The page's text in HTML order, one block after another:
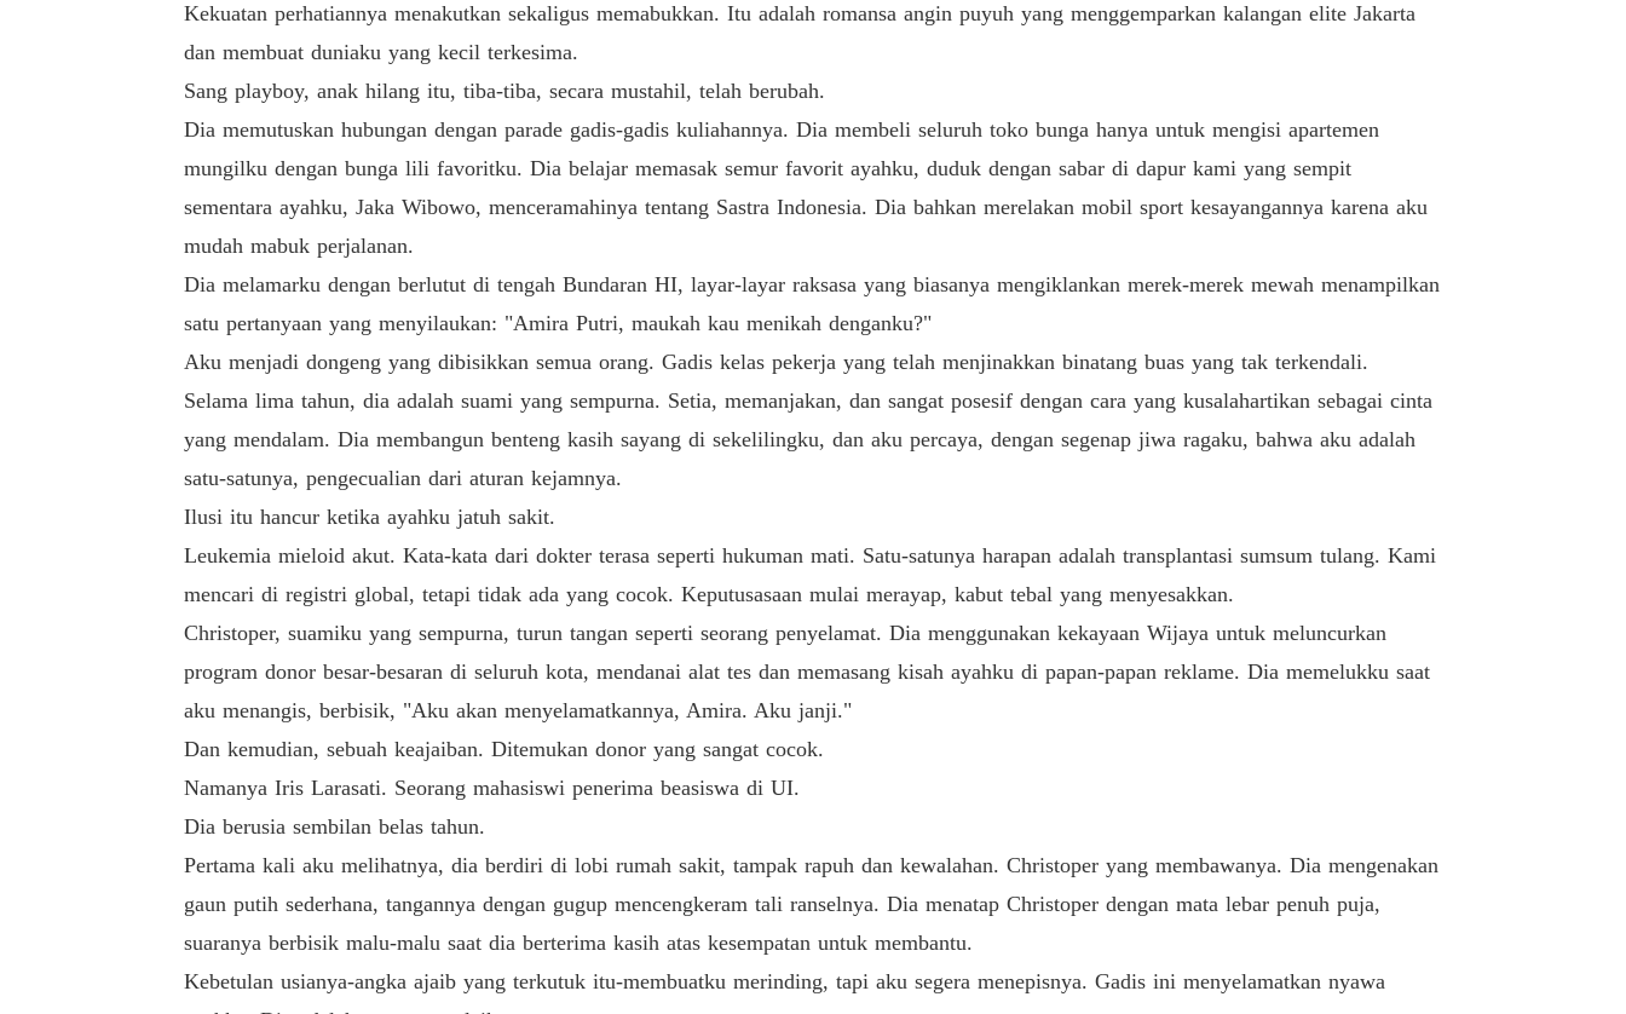
Kekuatan perhatiannya menakutkan sekaligus memabukkan. Itu adalah romansa angin puyuh yang menggemparkan kalangan elite Jakarta
dan membuat duniaku yang kecil terkesima.
Sang playboy, anak hilang itu, tiba-tiba, secara mustahil, telah berubah.
Dia memutuskan hubungan dengan parade gadis-gadis kuliahannya. Dia membeli seluruh toko bunga hanya untuk mengisi apartemen
mungilku dengan bunga lili favoritku. Dia belajar memasak semur favorit ayahku, duduk dengan sabar di dapur kami yang sempit
sementara ayahku, Jaka Wibowo, menceramahinya tentang Sastra Indonesia. Dia bahkan merelakan mobil sport kesayangannya karena aku
mudah mabuk perjalanan.
Dia melamarku dengan berlutut di tengah Bundaran HI, layar-layar raksasa yang biasanya mengiklankan merek-merek mewah menampilkan
satu pertanyaan yang menyilaukan: "Amira Putri, maukah kau menikah denganku?"
Aku menjadi dongeng yang dibisikkan semua orang. Gadis kelas pekerja yang telah menjinakkan binatang buas yang tak terkendali.
Selama lima tahun, dia adalah suami yang sempurna. Setia, memanjakan, dan sangat posesif dengan cara yang kusalahartikan sebagai cinta
yang mendalam. Dia membangun benteng kasih sayang di sekelilingku, dan aku percaya, dengan segenap jiwa ragaku, bahwa aku adalah
satu-satunya, pengecualian dari aturan kejamnya.
Ilusi itu hancur ketika ayahku jatuh sakit.
Leukemia mieloid akut. Kata-kata dari dokter terasa seperti hukuman mati. Satu-satunya harapan adalah transplantasi sumsum tulang. Kami
mencari di registri global, tetapi tidak ada yang cocok. Keputusasaan mulai merayap, kabut tebal yang menyesakkan.
Christoper, suamiku yang sempurna, turun tangan seperti seorang penyelamat. Dia menggunakan kekayaan Wijaya untuk meluncurkan
program donor besar-besaran di seluruh kota, mendanai alat tes dan memasang kisah ayahku di papan-papan reklame. Dia memelukku saat
aku menangis, berbisik, "Aku akan menyelamatkannya, Amira. Aku janji."
Dan kemudian, sebuah keajaiban. Ditemukan donor yang sangat cocok.
Namanya Iris Larasati. Seorang mahasiswi penerima beasiswa di UI.
Dia berusia sembilan belas tahun.
Pertama kali aku melihatnya, dia berdiri di lobi rumah sakit, tampak rapuh dan kewalahan. Christoper yang membawanya. Dia mengenakan
gaun putih sederhana, tangannya dengan gugup mencengkeram tali ranselnya. Dia menatap Christoper dengan mata lebar penuh puja,
suaranya berbisik malu-malu saat dia berterima kasih atas kesempatan untuk membantu.
Kebetulan usianya-angka ajaib yang terkutuk itu-membuatku merinding, tapi aku segera menepisnya. Gadis ini menyelamatkan nyawa